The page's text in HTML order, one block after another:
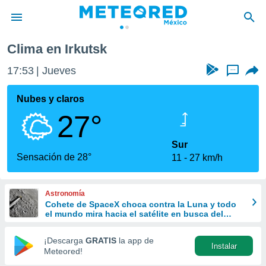
de
ha sido
calidad.
a este
las
y
forma
digital
basada
Clima en Irkutsk
17:53 Jueves ...
Nubes y claros
27°
Sensación de 28°
Sur
11
27 km/h
Astronomía
Cohete de SpaceX choca contra la Luna y todo
el mundo mira hacia el satélite en busca del
¡Descarga GRATIS la app de
Meteored!
Instalar